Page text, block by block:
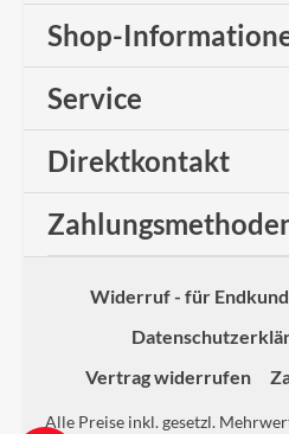
Shop-
Service
Direktkontakt
Widerruf - für
Vertrag widerrufen
Alle Preise inkl. gesetzl.